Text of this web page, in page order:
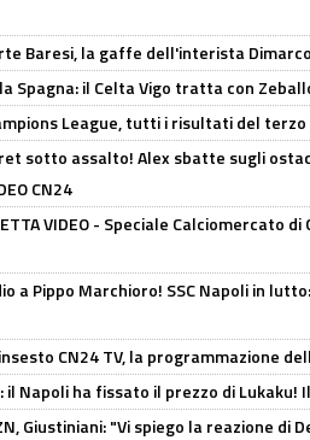
Baresi, la gaffe dell'interista
Spagna: il Celta Vigo tratta con
League, tutti i risultati del
sotto assalto! Alex sbatte sugli
CN24
VIDEO - Speciale Calciomercato
a Pippo Marchioro! SSC Napoli in
CN24 TV, la programmazione
il Napoli ha fissato il prezzo di
Giustiniani: "Vi spiego la reazione di